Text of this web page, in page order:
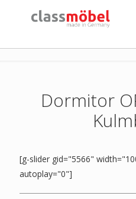
Dormitor
[g-slider gid="5566"
autoplay="0"]